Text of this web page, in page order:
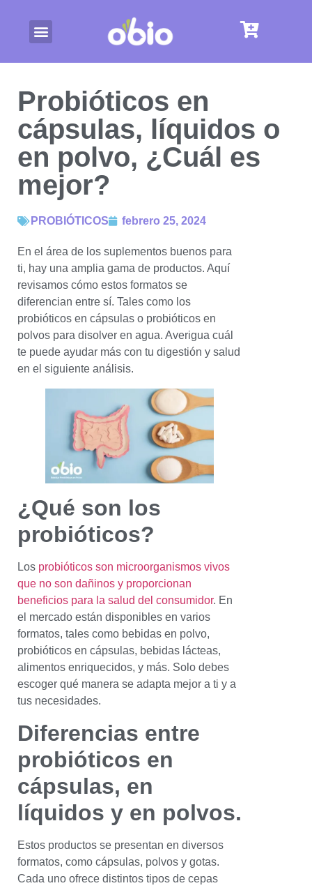
Probióticos en
cápsulas, líquidos o
en polvo, ¿Cuál es
mejor?
PROBIÓTICOS febrero 25, 2024
En el área de los suplementos buenos para
ti, hay una amplia gama de productos. Aquí
revisamos cómo estos formatos se
diferencian entre sí. Tales como los
probióticos en cápsulas o probióticos en
polvos para disolver en agua. Averigua cuál
te puede ayudar más con tu digestión y salud
en el siguiente análisis.
¿Qué son los
probióticos?
Los probióticos son microorganismos vivos
que no son dañinos y proporcionan
beneficios para la salud del consumidor. En
el mercado están disponibles en varios
formatos, tales como bebidas en polvo,
probióticos en cápsulas, bebidas lácteas,
alimentos enriquecidos, y más. Solo debes
escoger qué manera se adapta mejor a ti y a
tus necesidades.
Diferencias entre
probióticos en
cápsulas, en
líquidos y en polvos.
Estos productos se presentan en diversos
formatos, como cápsulas, polvos y gotas.
Cada uno ofrece distintos tipos de cepas